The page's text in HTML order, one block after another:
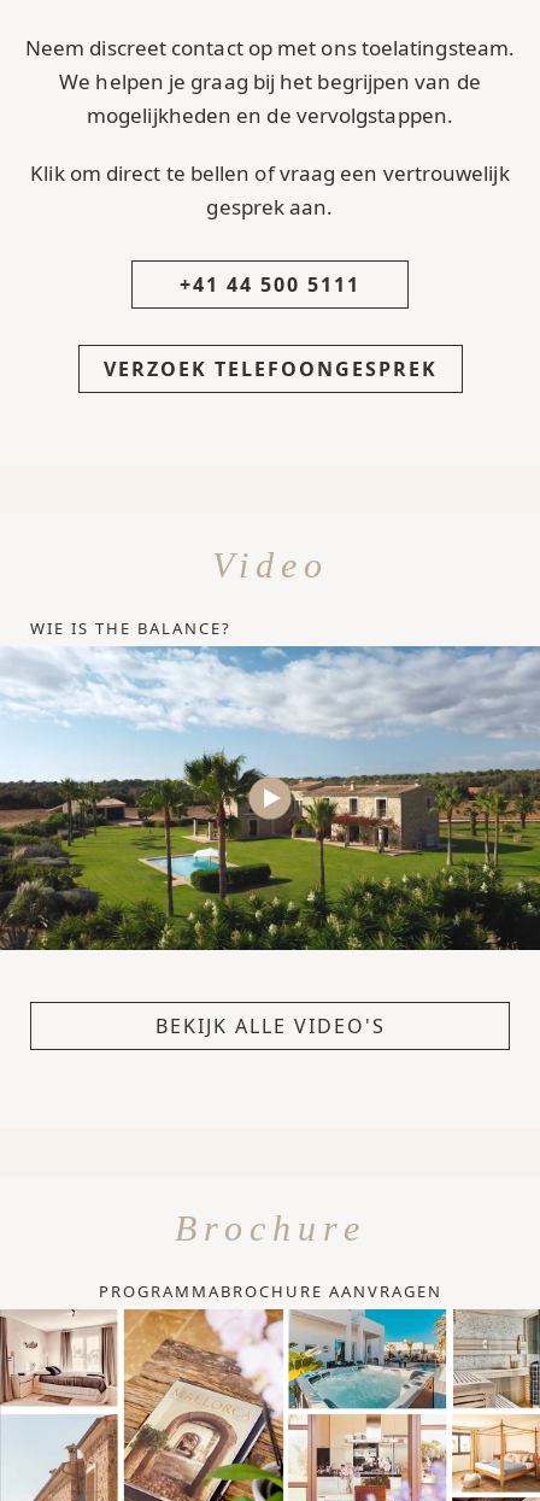
Neem discreet contact op met ons toelatingsteam.
We helpen je graag bij het begrijpen van de
mogelijkheden en de vervolgstappen.
Klik om direct te bellen of vraag een vertrouwelijk
gesprek aan.
+41 44 500 5111
VERZOEK TELEFOONGESPREK
Video
WIE IS THE BALANCE?
BEKIJK ALLE VIDEO'S
Brochure
PROGRAMMABROCHURE AANVRAGEN